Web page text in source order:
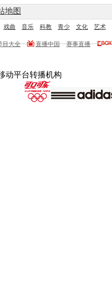
地图
戏曲 音乐 科教 青少 文化 艺术
目大全 直播中国
赛事直播
动平台转播机构